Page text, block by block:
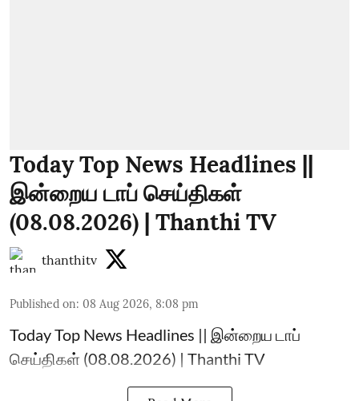
Today Top News Headlines ||
இன்றைய டாப் செய்திகள்
(08.08.2026) | Thanthi TV
thanthitv
Published on: 08 Aug 2026, 8:08 pm
Today Top News Headlines || இன்றைய டாப்
செய்திகள் (08.08.2026) | Thanthi TV